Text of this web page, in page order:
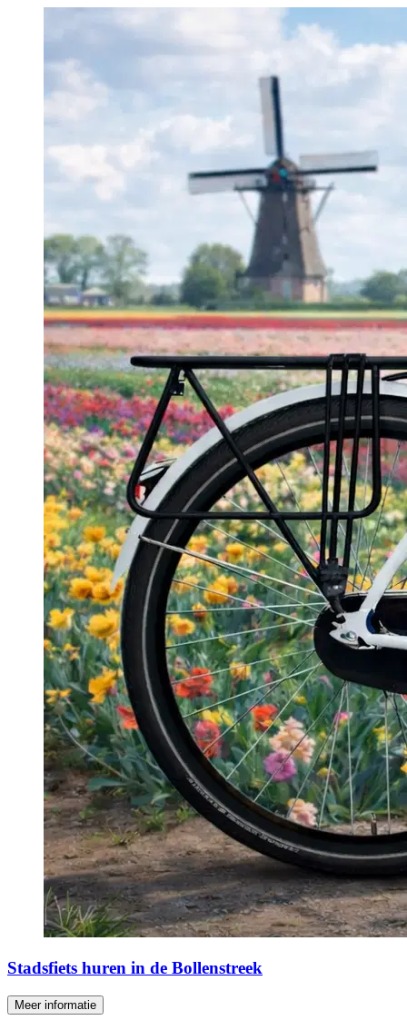
Stadsfiets huren in de Bollenstreek
Meer informatie